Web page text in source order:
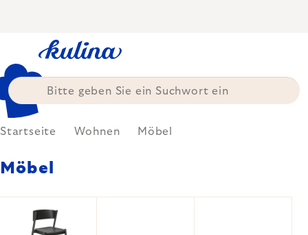
Startseite Wohnen Möbel
Möbel